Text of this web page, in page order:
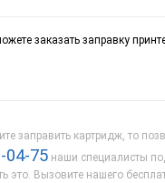
заказать заправку
заправить картридж, то
04-75 наши специалисты
это. Вызовите нашего